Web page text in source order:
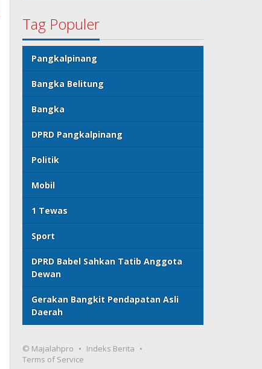
Tag Populer
Pangkalpinang
Bangka Belitung
Bangka
DPRD Pangkalpinang
Politik
Mobil
1 Tewas
Sport
DPRD Babel Sahkan Tatib Anggota
Dewan
Gerakan Bangkit Pendapatan Asli
Daerah
© Majalahpro
Indeks Berita
Terms of Service